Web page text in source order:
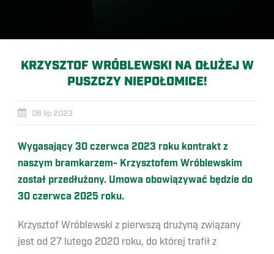
KRZYSZTOF WRÓBLEWSKI NA DŁUŻEJ W
PUSZCZY NIEPOŁOMICE!
06 lip 2023
Wygasający 30 czerwca 2023 roku kontrakt z
naszym bramkarzem- Krzysztofem Wróblewskim
został przedłużony. Umowa obowiązywać będzie do
30 czerwca 2025 roku.
Krzysztof Wróblewski z pierwszą drużyną związany
jest od 27 lutego 2020 roku, do której trafił z